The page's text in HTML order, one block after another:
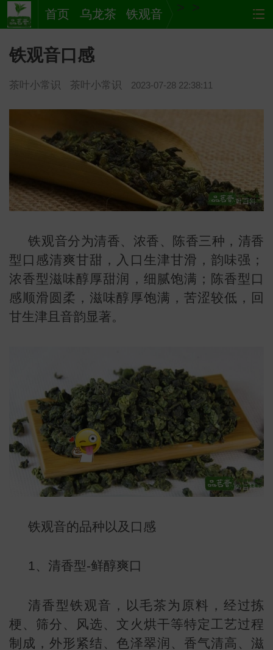
茶
首页 >
乌龙茶 >
铁观音
铁观音口感
茶叶小常识 茶叶小常识 2023-07-28 22:38:11
铁观音分为清香、浓香、陈香三种，清香
型口感清爽甘甜，入口生津甘滑，韵味强；
浓香型滋味醇厚甜润，细腻饱满；陈香型口
感顺滑圆柔，滋味醇厚饱满，苦涩较低，回
甘生津且音韵显著。
铁观音的品种以及口感
1、清香型-鲜醇爽口
清香型铁观音，以毛茶为原料，经过拣
梗、筛分、风选、文火烘干等特定工艺过程
制成，外形紧结、色泽翠润、香气清高、滋